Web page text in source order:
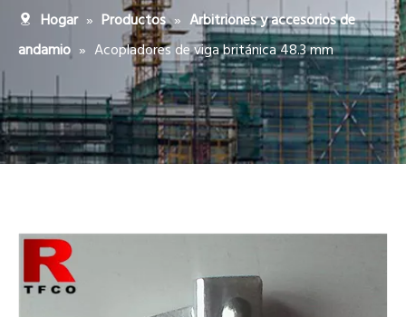
Hogar » Productos » Arbitriones y accesorios de
andamio » Acopladores de viga británica 48.3 mm